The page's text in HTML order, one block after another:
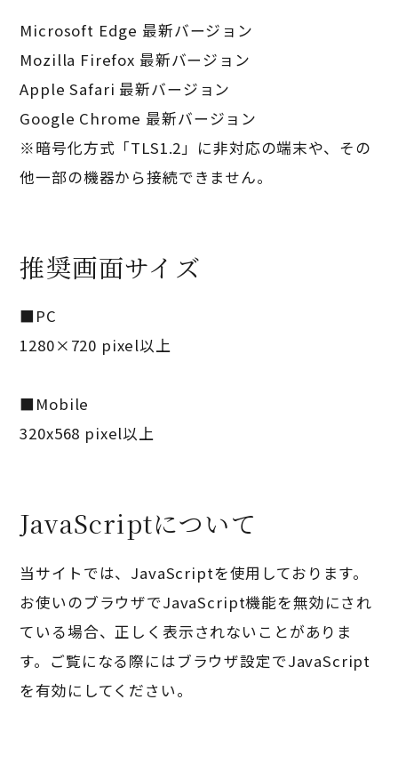
Microsoft Edge 最新バージョン
Mozilla Firefox 最新バージョン
Apple Safari 最新バージョン
Google Chrome 最新バージョン
※暗号化方式「TLS1.2」に非対応の端末や、その
他一部の機器から接続できません。
推奨画面サイズ
■PC
1280×720 pixel以上
■Mobile
320x568 pixel以上
JavaScriptについて
当サイトでは、JavaScriptを使用しております。
お使いのブラウザでJavaScript機能を無効にされ
ている場合、正しく表示されないことがありま
す。ご覧になる際にはブラウザ設定でJavaScript
を有効にしてください。